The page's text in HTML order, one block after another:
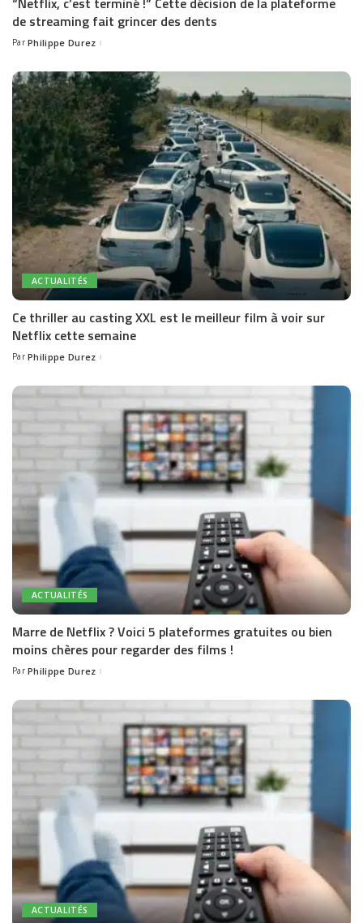
de streaming fait grincer des dents
Posted
Par Philippe Durez
ACTUALITÉS
Ce thriller au casting XXL est le meilleur film à voir sur
Netflix cette semaine
Posted
Par Philippe Durez
ACTUALITÉS
Marre de Netflix ? Voici 5 plateformes gratuites ou bien
moins chères pour regarder des films !
Posted
Par Philippe Durez
ACTUALITÉS